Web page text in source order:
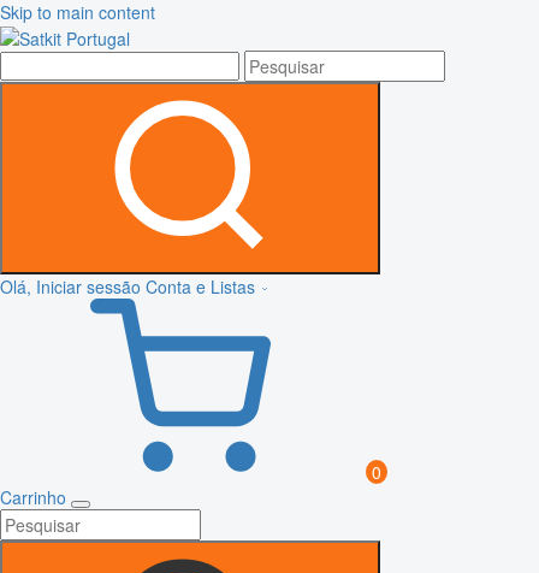
Skip to main content
Olá, Iniciar sessão Conta e Listas
0
Carrinho